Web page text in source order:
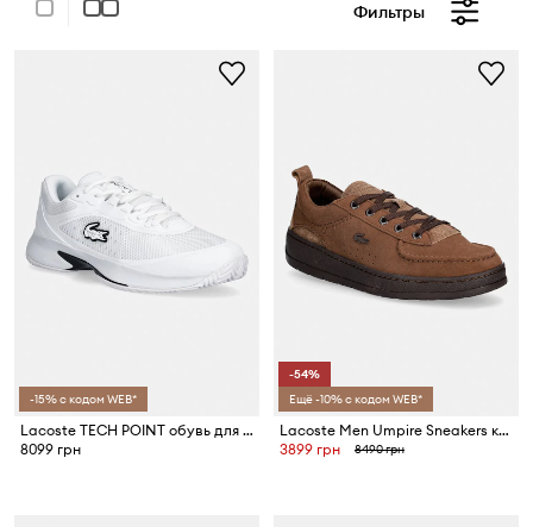
Фильтры
-15% с кодом WEB*
Lacoste TECH POINT обувь для мужчин
8099 грн
-54%
Ещё -10% с кодом WEB*
Lacoste Men Umpire Sneakers кроссовки для мужчин замшевые
3899 грн
8490 грн